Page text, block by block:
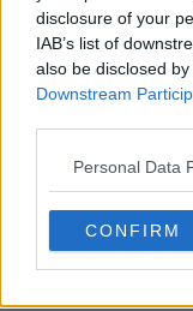
disclosure of your
IAB’s list of
also be disclosed
Downstream
Personal Data
CONFIRM
Sterilizarea
borcan, pentru
Pentru sterilizare,
articolul meu
capacelor folosite